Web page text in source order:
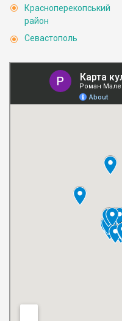
Красноперекопський
район
Севастополь